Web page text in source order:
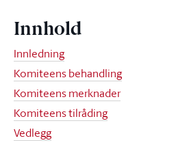
Innhold
Innledning
Komiteens behandling
Komiteens merknader
Komiteens tilråding
Vedlegg